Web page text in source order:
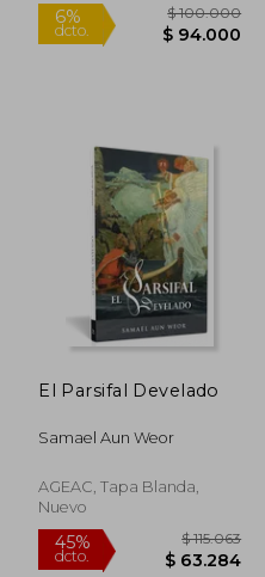
$ 58.112
El Parsifal Develado
Samael Aun Weor
AGEAC, Tapa Blanda,
Nuevo